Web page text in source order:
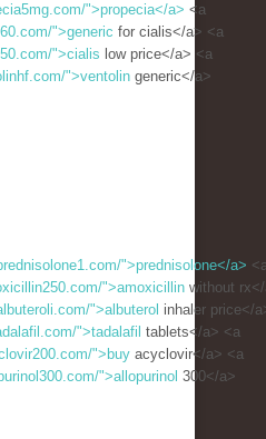
">propecia</a> <a
">generic for cialis</a> <a
">cialis low price</a> <a
">ventolin generic</a>
">prednisolone</a>
">amoxicillin without
">albuterol inhaler price</
">tadalafil tablets</a> <a
">buy acyclovir</a> <a
">allopurinol 300</a>